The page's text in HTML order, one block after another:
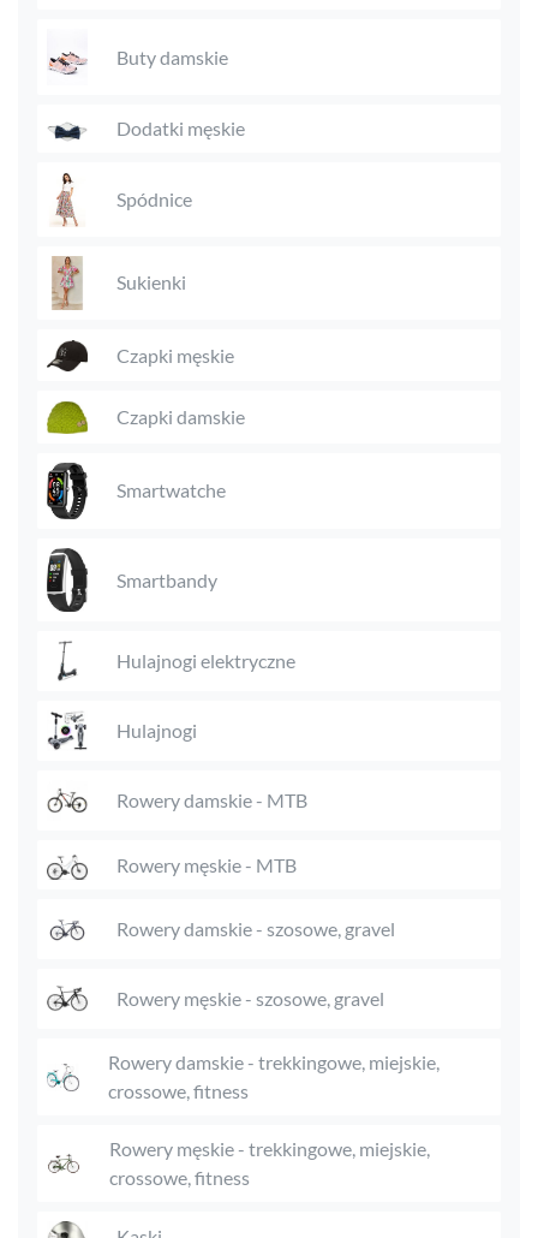
Buty damskie
Dodatki męskie
Spódnice
Sukienki
Czapki męskie
Czapki damskie
Smartwatche
Smartbandy
Hulajnogi elektryczne
Hulajnogi
Rowery damskie - MTB
Rowery męskie - MTB
Rowery damskie - szosowe, gravel
Rowery męskie - szosowe, gravel
Rowery damskie - trekkingowe, miejskie,
crossowe, fitness
Rowery męskie - trekkingowe, miejskie,
crossowe, fitness